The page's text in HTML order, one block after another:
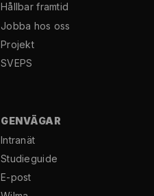
Hållbar framtid
Jobba hos oss
Projekt
SVEPS
GENVÄGAR
Intranät
Studieguide
E-post